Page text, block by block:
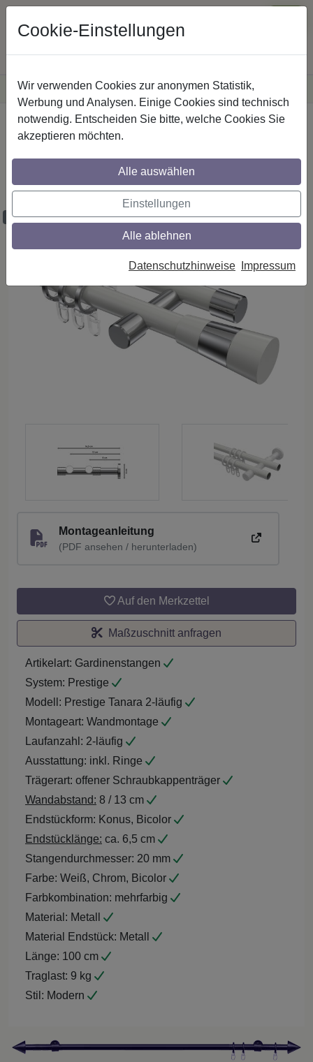
VersandkostenfreieLieferung innerhalb Deutschlands
Sichere Zahlung
Startseite Gardinenstangen Metall
2-läufig, Modell PRESTIGE - Tanara Weiß
/ Chrom
Maßzuschnitt möglich
Montageanleitung
(PDF ansehen / herunterladen)
Auf den Merkzettel
Maßzuschnitt anfragen
Artikelart: Gardinenstangen
System: Prestige
Modell: Prestige Tanara 2-läufig
Montageart: Wandmontage
Laufanzahl: 2-läufig
Ausstattung: inkl. Ringe
Trägerart: offener Schraubkappenträger
Wandabstand: 8 / 13 cm
Endstückform: Konus, Bicolor
Endstücklänge: ca. 6,5 cm
Stangendurchmesser: 20 mm
Farbe: Weiß, Chrom, Bicolor
Farbkombination: mehrfarbig
Material: Metall
Material Endstück: Metall
Länge: 100 cm
Traglast: 9 kg
Stil: Modern
Cookie-Einstellungen
Wir verwenden Cookies zur anonymen Statistik,
Werbung und Analysen. Einige Cookies sind technisch
notwendig. Entscheiden Sie bitte, welche Cookies Sie
akzeptieren möchten.
Alle auswählen
Einstellungen
Alle ablehnen
Datenschutzhinweise Impressum